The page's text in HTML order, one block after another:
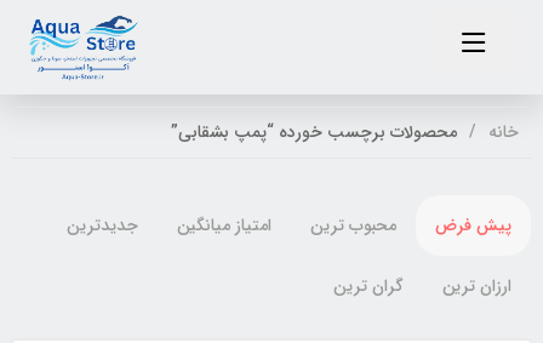
خانه محصولات برچسب خورده “پمپ بشقابی”
پیش فرض محبوب ترین امتیاز میانگین جدیدترین
ارزان ترین گران ترین